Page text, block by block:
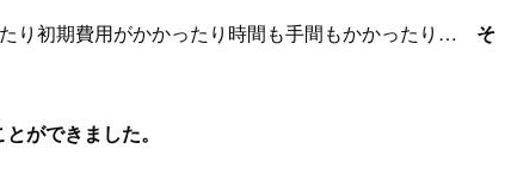
り初期費用がかかったり時間も手間もかかったり… そ
ができました。